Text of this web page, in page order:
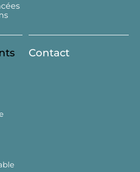
Contact